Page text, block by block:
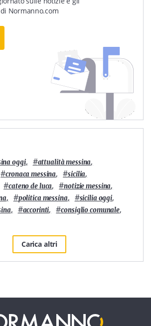
Normanno.com
oggi, #attualità messina,
#cronaca messina, #sicilia,
#cateno de luca, #notizie messina,
, #politica messina, #sicilia oggi,
, #accorinti, #consiglio comunale,
Carica altri